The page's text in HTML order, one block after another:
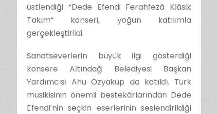
üstlendiği “Dede Efendi Ferahfezâ Klâsik
Takım” konseri, yoğun katılımla
gerçekleştirildi.
Sanatseverlerin büyük ilgi gösterdiği
konsere Altındağ Belediyesi Başkan
Yardımcısı Ahu Özyakup da katıldı. Türk
musikisinin önemli bestekârlarından Dede
Efendi’nin seçkin eserlerinin seslendirildiği